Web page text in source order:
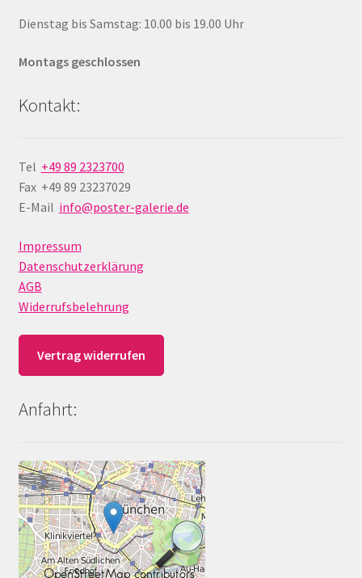
Dienstag bis Samstag: 10.00 bis 19.00 Uhr
Montags geschlossen
Kontakt:
Tel +49 89 2323700
Fax +49 89 23237029
E-Mail info@poster-galerie.de
Impressum
Datenschutzerklärung
AGB
Widerrufsbelehrung
Vertrag widerrufen
Anfahrt: